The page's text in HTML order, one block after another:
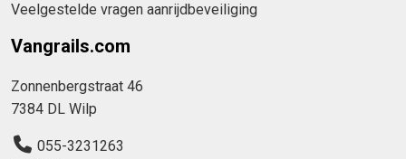
Veelgestelde vragen aanrijdbeveiliging
Vangrails.com
Zonnenbergstraat 46
7384 DL Wilp
055-3231263